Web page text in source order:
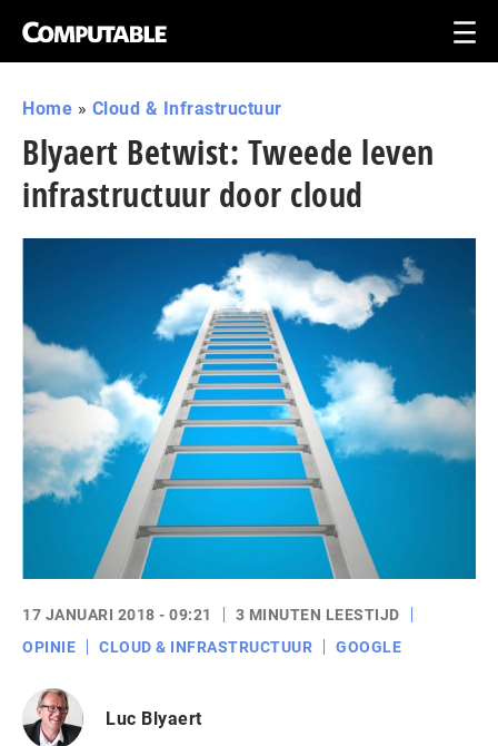
Home » Cloud & Infrastructuur
Blyaert Betwist: Tweede leven
infrastructuur door cloud
17 JANUARI 2018 - 09:21
3 MINUTEN LEESTIJD
OPINIE
CLOUD & INFRASTRUCTUUR GOOGLE
Luc Blyaert